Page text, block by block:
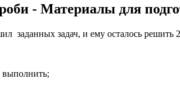
- Материалы для
заданных задач, и ему осталось решить